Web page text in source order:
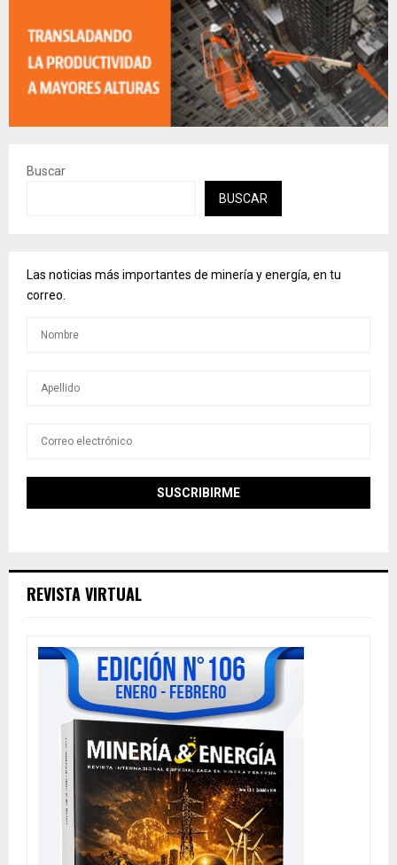
Buscar
BUSCAR
Las noticias más importantes de minería y energía, en tu
correo.
REVISTA VIRTUAL